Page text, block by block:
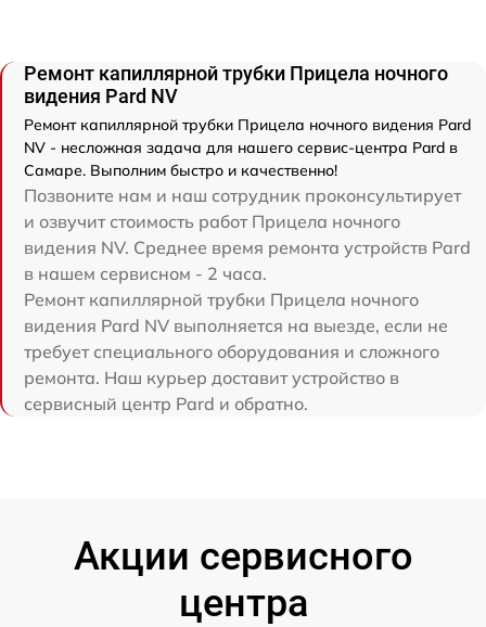
Ремонт капиллярной трубки Прицела ночного
видения Pard NV
Ремонт капиллярной трубки Прицела ночного видения Pard
NV - несложная задача для нашего сервис-центра Pard в
Самаре. Выполним быстро и качественно!
Позвоните нам и наш сотрудник проконсультирует
и озвучит стоимость работ Прицела ночного
видения NV. Среднее время ремонта устройств Pard
в нашем сервисном - 2 часа.
Ремонт капиллярной трубки Прицела ночного
видения Pard NV выполняется на выезде, если не
требует специального оборудования и сложного
ремонта. Наш курьер доставит устройство в
сервисный центр Pard и обратно.
Акции сервисного
центра